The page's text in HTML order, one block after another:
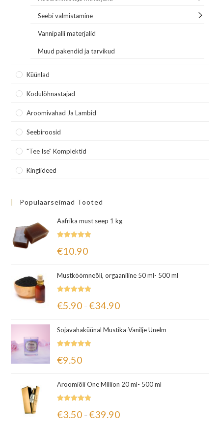
Seebi valmistamine
Vannipalli materjalid
Muud pakendid ja tarvikud
Küünlad
Kodulõhnastajad
Aroomivahad Ja Lambid
Seebiroosid
"Tee Ise" Komplektid
Kingiideed
Populaarseimad Tooted
Aafrika must seep 1 kg
5.00/ 5
€10.90
Mustköömneõli, orgaaniline 50 ml- 500 ml
5.00 / 5
€5.90 – €34.90
Sojavahaküünal Mustika-Vanilje Unelm
5.00 / 5
€9.50
Aroomiõli One Million 20 ml- 500 ml
5.00/ 5
€3.50 – €39.90